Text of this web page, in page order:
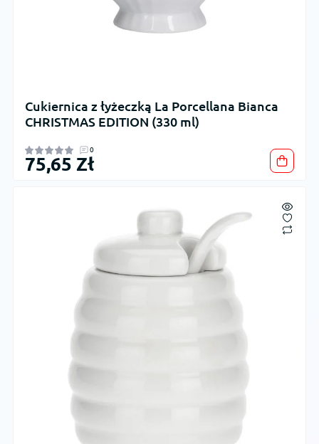
Cukiernica z łyżeczką La Porcellana Bianca
CHRISTMAS EDITION (330 ml)
0
75,65 Zł